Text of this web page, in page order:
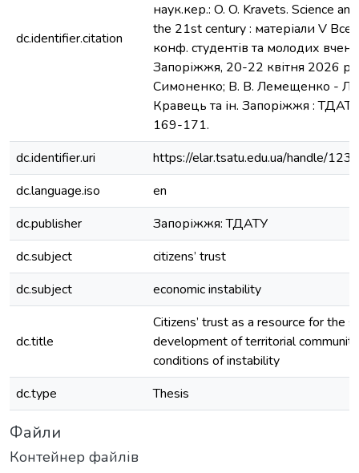
dc.identifier.citation
наук.кер.: O. O. Kravets. Science
the 21st century : матеріали V
конф. студентів та молодих
Запоріжжя, 20-22 квітня 2026 р.
Симоненко; В. В. Лемещенко -
Кравець та ін. Запоріжжя :
169-171.
dc.identifier.uri
https://elar.tsatu.edu.ua/handle/
dc.language.iso
en
dc.publisher
Запоріжжя: ТДАТУ
dc.subject
citizens’ trust
dc.subject
economic instability
dc.title
Citizens’ trust as a resource for the
development of territorial
conditions of instability
dc.type
Thesis
Файли
Контейнер файлів